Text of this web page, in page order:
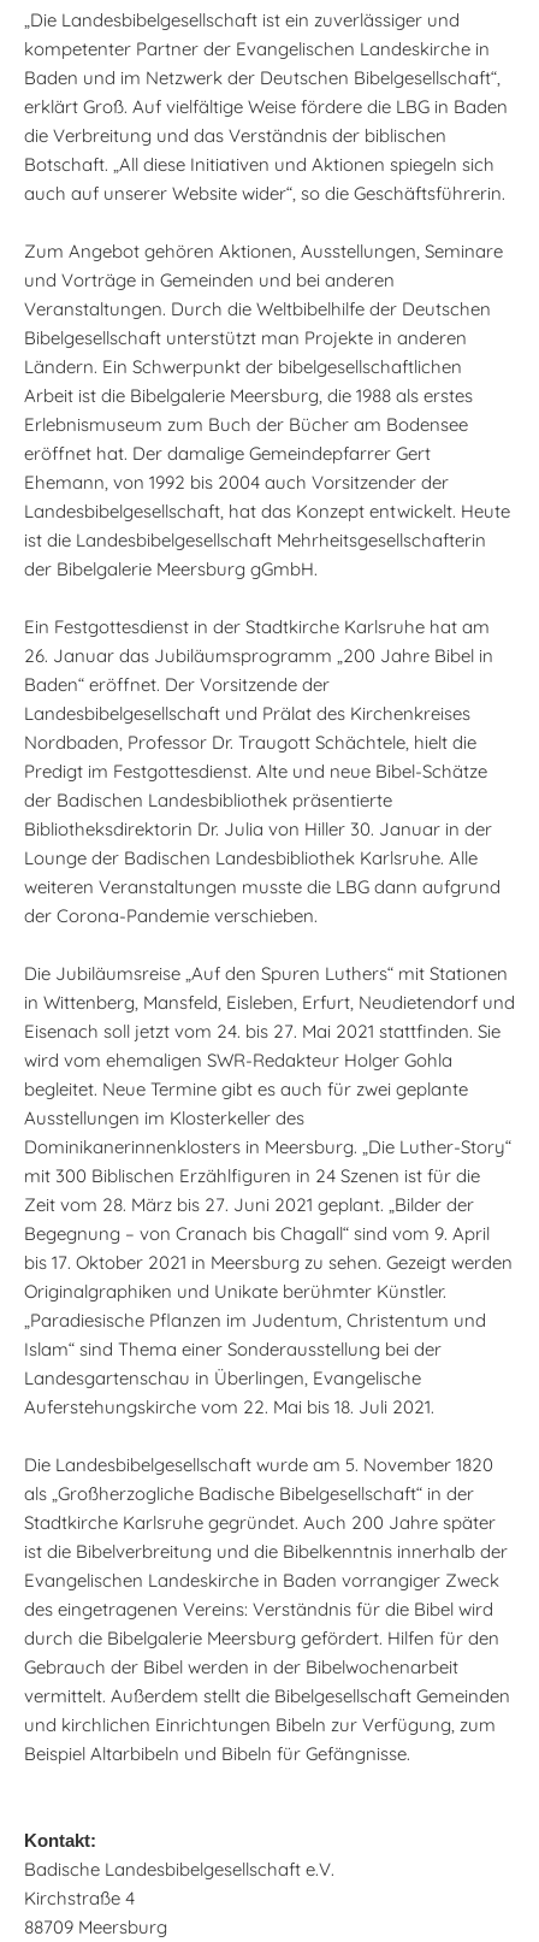
„Die Landesbibelgesellschaft ist ein zuverlässiger und
kompetenter Partner der Evangelischen Landeskirche in
Baden und im Netzwerk der Deutschen Bibelgesellschaft“,
erklärt Groß. Auf vielfältige Weise fördere die LBG in Baden
die Verbreitung und das Verständnis der biblischen
Botschaft. „All diese Initiativen und Aktionen spiegeln sich
auch auf unserer Website wider“, so die Geschäftsführerin.
Zum Angebot gehören Aktionen, Ausstellungen, Seminare
und Vorträge in Gemeinden und bei anderen
Veranstaltungen. Durch die Weltbibelhilfe der Deutschen
Bibelgesellschaft unterstützt man Projekte in anderen
Ländern. Ein Schwerpunkt der bibelgesellschaftlichen
Arbeit ist die Bibelgalerie Meersburg, die 1988 als erstes
Erlebnismuseum zum Buch der Bücher am Bodensee
eröffnet hat. Der damalige Gemeindepfarrer Gert
Ehemann, von 1992 bis 2004 auch Vorsitzender der
Landesbibelgesellschaft, hat das Konzept entwickelt. Heute
ist die Landesbibelgesellschaft Mehrheitsgesellschafterin
der Bibelgalerie Meersburg gGmbH.
Ein Festgottesdienst in der Stadtkirche Karlsruhe hat am
26. Januar das Jubiläumsprogramm „200 Jahre Bibel in
Baden“ eröffnet. Der Vorsitzende der
Landesbibelgesellschaft und Prälat des Kirchenkreises
Nordbaden, Professor Dr. Traugott Schächtele, hielt die
Predigt im Festgottesdienst. Alte und neue Bibel-Schätze
der Badischen Landesbibliothek präsentierte
Bibliotheksdirektorin Dr. Julia von Hiller 30. Januar in der
Lounge der Badischen Landesbibliothek Karlsruhe. Alle
weiteren Veranstaltungen musste die LBG dann aufgrund
der Corona-Pandemie verschieben.
Die Jubiläumsreise „Auf den Spuren Luthers“ mit Stationen
in Wittenberg, Mansfeld, Eisleben, Erfurt, Neudietendorf und
Eisenach soll jetzt vom 24. bis 27. Mai 2021 stattfinden. Sie
wird vom ehemaligen SWR-Redakteur Holger Gohla
begleitet. Neue Termine gibt es auch für zwei geplante
Ausstellungen im Klosterkeller des
Dominikanerinnenklosters in Meersburg. „Die Luther-Story“
mit 300 Biblischen Erzählfiguren in 24 Szenen ist für die
Zeit vom 28. März bis 27. Juni 2021 geplant. „Bilder der
Begegnung – von Cranach bis Chagall“ sind vom 9. April
bis 17. Oktober 2021 in Meersburg zu sehen. Gezeigt werden
Originalgraphiken und Unikate berühmter Künstler.
„Paradiesische Pflanzen im Judentum, Christentum und
Islam“ sind Thema einer Sonderausstellung bei der
Landesgartenschau in Überlingen, Evangelische
Auferstehungskirche vom 22. Mai bis 18. Juli 2021.
Die Landesbibelgesellschaft wurde am 5. November 1820
als „Großherzogliche Badische Bibelgesellschaft“ in der
Stadtkirche Karlsruhe gegründet. Auch 200 Jahre später
ist die Bibelverbreitung und die Bibelkenntnis innerhalb der
Evangelischen Landeskirche in Baden vorrangiger Zweck
des eingetragenen Vereins: Verständnis für die Bibel wird
durch die Bibelgalerie Meersburg gefördert. Hilfen für den
Gebrauch der Bibel werden in der Bibelwochenarbeit
vermittelt. Außerdem stellt die Bibelgesellschaft Gemeinden
und kirchlichen Einrichtungen Bibeln zur Verfügung, zum
Beispiel Altarbibeln und Bibeln für Gefängnisse.
Kontakt:
Badische Landesbibelgesellschaft e.V.
Kirchstraße 4
88709 Meersburg